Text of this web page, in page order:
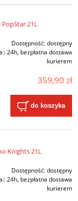
PopStar 21L
Dostępność:dostępny
24h, bezpłatna dostawa
kurierem
359,90 zł
do koszyka
Knights 21L
Dostępność:dostępny
24h, bezpłatna dostawa
kurierem